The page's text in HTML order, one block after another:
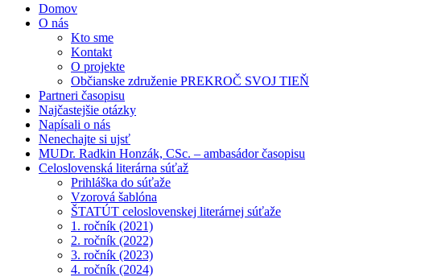
Domov
O nás
Kto sme
Kontakt
O projekte
Občianske združenie PREKROČ SVOJ TIEŇ
Partneri časopisu
Najčastejšie otázky
Napísali o nás
Nenechajte si ujsť
MUDr. Radkin Honzák, CSc. – ambasádor časopisu
Celoslovenská literárna súťaž
Prihláška do súťaže
Vzorová šablóna
ŠTATÚT celoslovenskej literárnej súťaže
1. ročník (2021)
2. ročník (2022)
3. ročník (2023)
4. ročník (2024)